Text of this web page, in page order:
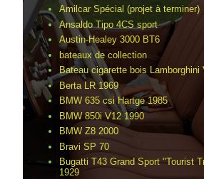
Amilcar Spécial (projet à terminer)
Ansaldo Tipo 4CS sport
Austin-Healey 3000 BT6
bateaux de collection
Bateau cigarette bois Lamborghini
Berta LR 1969
BMW 635 csi Hartge 1985
BMW 850i V12 1990
BMW Z8 2000
Bravi SP 70
Bugatti T43 Grand Sport "Tourist
1929